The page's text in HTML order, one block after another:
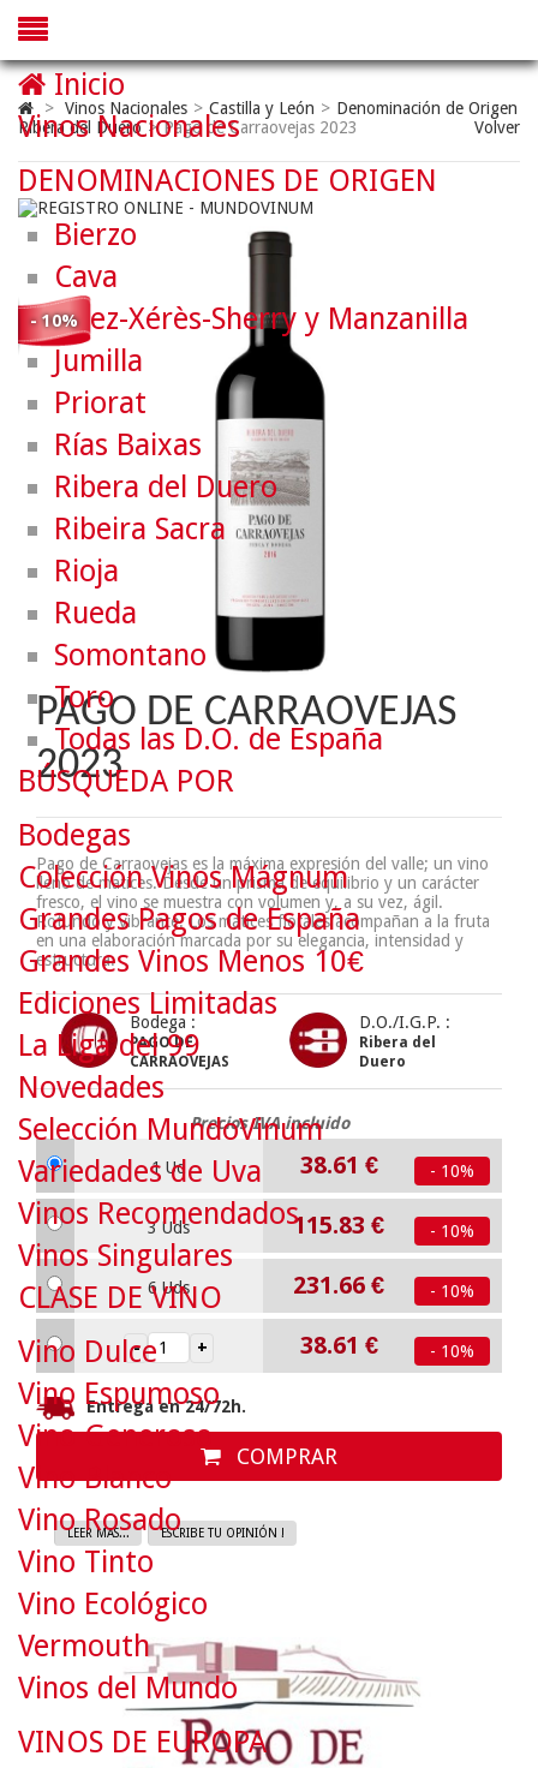
> Vinos Nacionales > Castilla y León > Denominación de Origen
Ribera del Duero > Pago de Carraovejas 2023 Volver
- 10%
PAGO DE CARRAOVEJAS
2023
Pago de Carraovejas es la máxima expresión del valle; un vino
lleno de matices. Desde un prisma de equilibrio y un carácter
fresco, el vino se muestra con volumen y, a su vez, ágil.
Rotundo y vibrante. Los matices florales acompañan a la fruta
en una elaboración marcada por su elegancia, intensidad y
estructura.
Bodega :
PAGO DE
CARRAOVEJAS
D.O./I.G.P. :
Ribera del
Duero
Precios IVA incluido
1 Ud 38.61 € - 10%
3 Uds 115.83 € - 10%
6 Uds 231.66 € - 10%
38.61 € - 10%
Entrega en 24/72h.
COMPRAR
LEER MAS... ESCRIBE TU OPINIÓN !
Inicio
Vinos Nacionales
DENOMINACIONES DE ORIGEN
Bierzo
Cava
Jerez-Xérès-Sherry y Manzanilla
Jumilla
Priorat
Rías Baixas
Ribera del Duero
Ribeira Sacra
Rioja
Rueda
Somontano
Toro
Todas las D.O. de España
BÚSQUEDA POR
Bodegas
Colección Vinos Mágnum
Grandes Pagos de España
Grandes Vinos Menos 10€
Ediciones Limitadas
La Liga del 99
Novedades
Selección MundoVinum
Variedades de Uva
Vinos Recomendados
Vinos Singulares
CLASE DE VINO
Vino Dulce
Vino Espumoso
Vino Generoso
Vino Blanco
Vino Rosado
Vino Tinto
Vino Ecológico
Vermouth
Vinos del Mundo
VINOS DE EUROPA